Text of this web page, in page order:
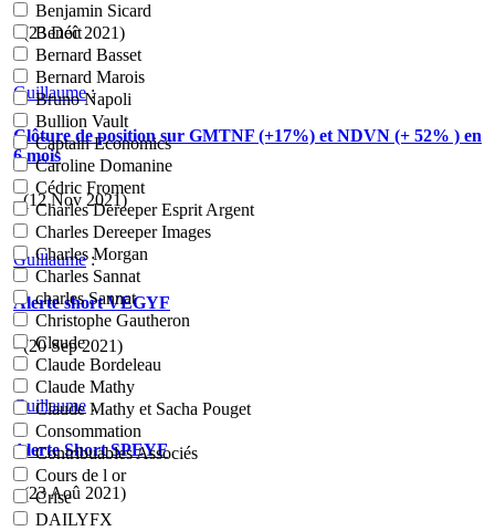
Benjamin Sicard
Benoît
Bernard Basset
Bernard Marois
Bruno Napoli
Bullion Vault
Captain Economics
Caroline Domanine
Cédric Froment
Charles Dereeper Esprit Argent
Charles Dereeper Images
Charles Morgan
Charles Sannat
charles Sannat
Christophe Gautheron
Claude
Claude Bordeleau
Claude Mathy
Claude Mathy et Sacha Pouget
Consommation
Contribuables Associés
Cours de l or
Crise
DAILYFX
- (23 Déc 2021)
Guillaume:
Clôture de position sur GMTNF (+17%) et NDVN (+ 52% ) en
6 mois
- (12 Nov 2021)
Guillaume:
Alerte short VEGYF
- (20 Sep 2021)
Guillaume:
Alerte Short SPEYF
- (23 Aoû 2021)